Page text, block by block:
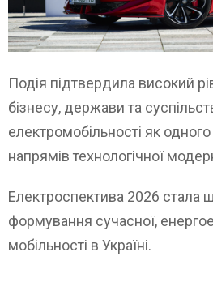
Подія підтвердила високий
бізнесу, держави та
електромобільності як
напрямів технологічної
Електроспектива 2026
формування сучасної,
мобільності в Україні.